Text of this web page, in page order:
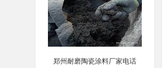
郑州耐磨陶瓷涂料厂家电话